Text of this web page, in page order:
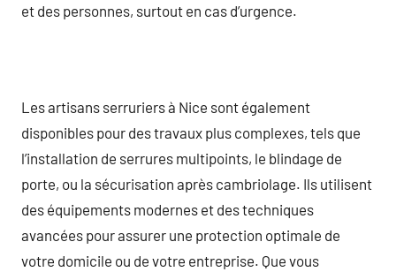
et des personnes, surtout en cas d’urgence.
Les artisans serruriers à Nice sont également
disponibles pour des travaux plus complexes, tels que
l’installation de serrures multipoints, le blindage de
porte, ou la sécurisation après cambriolage. Ils utilisent
des équipements modernes et des techniques
avancées pour assurer une protection optimale de
votre domicile ou de votre entreprise. Que vous